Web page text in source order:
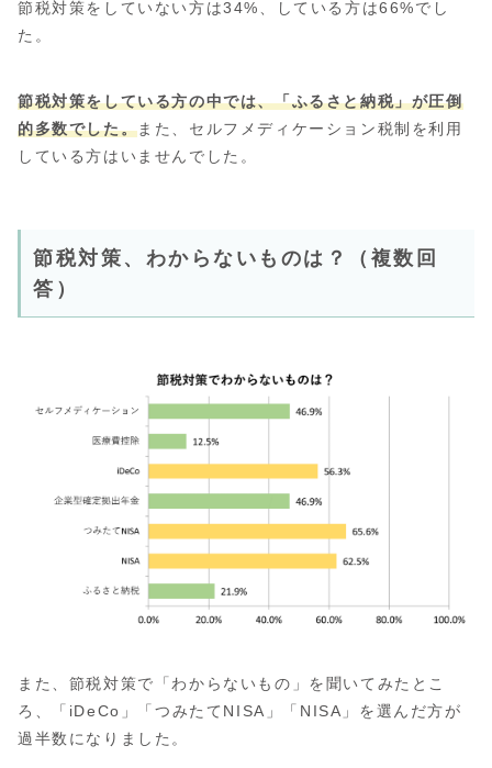
節税対策をしていない方は34%、している方は66%でし
た。
節税対策をしている方の中では、「ふるさと納税」が圧倒
的多数でした。また、セルフメディケーション税制を利用
している方はいませんでした。
節税対策、わからないものは？（複数回
答）
また、節税対策で「わからないもの」を聞いてみたとこ
ろ、「iDeCo」「つみたてNISA」「NISA」を選んだ方が
過半数になりました。